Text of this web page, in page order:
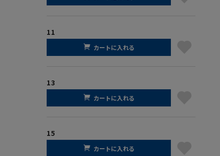
11
カートに入れる
13
カートに入れる
15
カートに入れる